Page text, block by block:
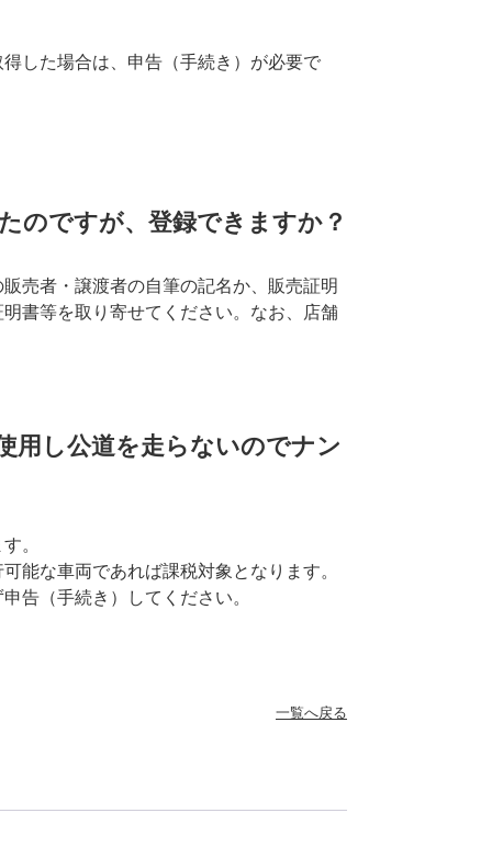
した場合は、申告（手続き）が必要で
のですが、登録できますか？
売者・譲渡者の自筆の記名か、販売証明
書等を取り寄せてください。なお、
店舗
用し公道を走らないのでナン
。
能な車両であれば課税対象となります。
告（手続き）してください。
一覧へ戻る